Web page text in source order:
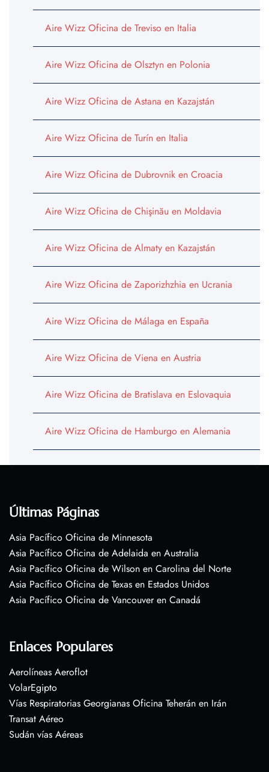
Aire Wizz Oficina de Treviso en Italia
Aire Wizz Oficina de Olsztyn en Polonia
Aire Wizz Oficina de Astana en Kazajstán
Aire Wizz Oficina de Turín en Italia
Aire Wizz Oficina de Dubrovnik en Croacia
Aire Wizz Oficina de Chişinău en Moldavia
Aire Wizz Oficina de Almaty en Kazajstán
Aire Wizz Oficina de Zaporizhzhia en Ucrania
Aire Wizz Oficina de Málaga en España
Aire Wizz Oficina de Viena en Austria
Aire Wizz Oficina de Bratislava en Eslovaquia
Aire Wizz Oficina de Hamburgo en Alemania
Últimas Páginas
Asia Pacífico Oficina de Minnesota
Asia Pacífico Oficina de Adelaida en Australia
Asia Pacífico Oficina de Wilson en Carolina del Norte
Asia Pacífico Oficina de Texas en Estados Unidos
Asia Pacífico Oficina de Vancouver en Canadá
Enlaces Populares
Aerolíneas Aeroflot
VolarEgipto
Vías Respiratorias Georgianas Oficina Teherán en Irán
Transat Aéreo
Sudán vías Aéreas